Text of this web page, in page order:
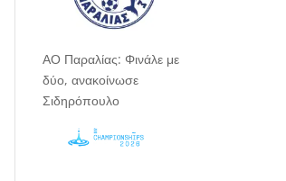
ΑΟ Παραλίας: Φινάλε με
δύο, ανακοίνωσε
Σιδηρόπουλο